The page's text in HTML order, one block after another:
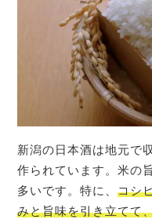
新潟の日本酒は地元で
作られています。米の
多いです。特に、コシ
みと旨味を引き立てて